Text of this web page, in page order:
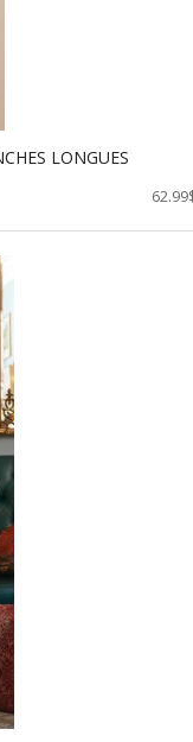
LONGUES